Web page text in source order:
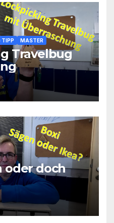
TIPP MASTER
Travelbug
oder doch